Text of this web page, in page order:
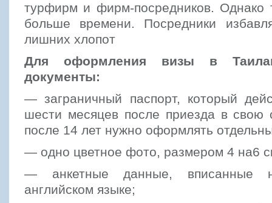
турфирм и фирм-посредников. Однако
больше времени. Посредники
лишних хлопот
Для оформления визы в
документы:
— заграничный паспорт, который
шести месяцев после приезда в свою
после 14 лет нужно оформлять
— одно цветное фото, размером 4 на6
— анкетные данные, вписанные
английском языке;